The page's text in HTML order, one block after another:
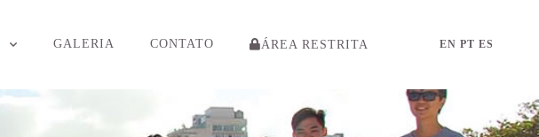
GALERIA CONTATO ÁREA RESTRITA EN PT ES